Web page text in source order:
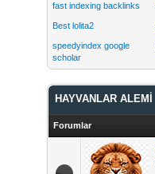
fast indexing backlinks
Best lolita2
speedyindex google
scholar
HAYVANLAR ALEMİ
Forumlar